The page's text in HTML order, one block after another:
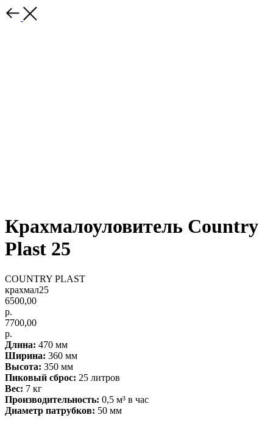
Крахмалоуловитель Country
Plast 25
COUNTRY PLAST
крахмал25
6500,00
р.
7700,00
р.
Длина: 470 мм
Ширина: 360 мм
Высота: 350 мм
Пиковый сброс: 25 литров
Вес: 7 кг
Производительность: 0,5 м³ в час
Диаметр патрубков: 50 мм